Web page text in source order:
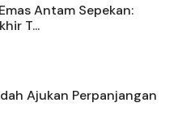
Antam Sepekan:
T...
Ajukan Perpanjangan